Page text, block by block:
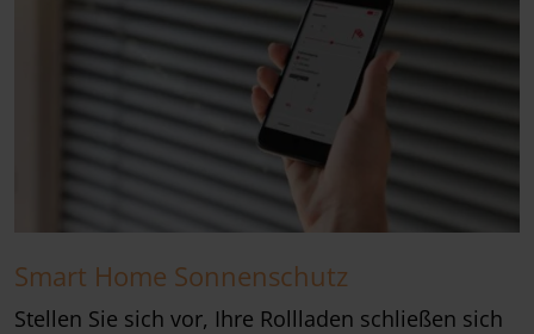
Smart Home Sonnenschutz
Stellen Sie sich vor, Ihre Rollladen schließen sich